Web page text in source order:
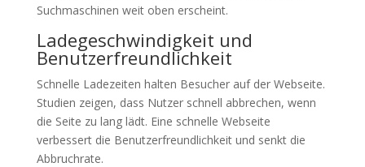
Suchmaschinen weit oben erscheint.
Ladegeschwindigkeit und
Benutzerfreundlichkeit
Schnelle Ladezeiten halten Besucher auf der Webseite.
Studien zeigen, dass Nutzer schnell abbrechen, wenn
die Seite zu lang lädt. Eine schnelle Webseite
verbessert die Benutzerfreundlichkeit und senkt die
Abbruchrate.